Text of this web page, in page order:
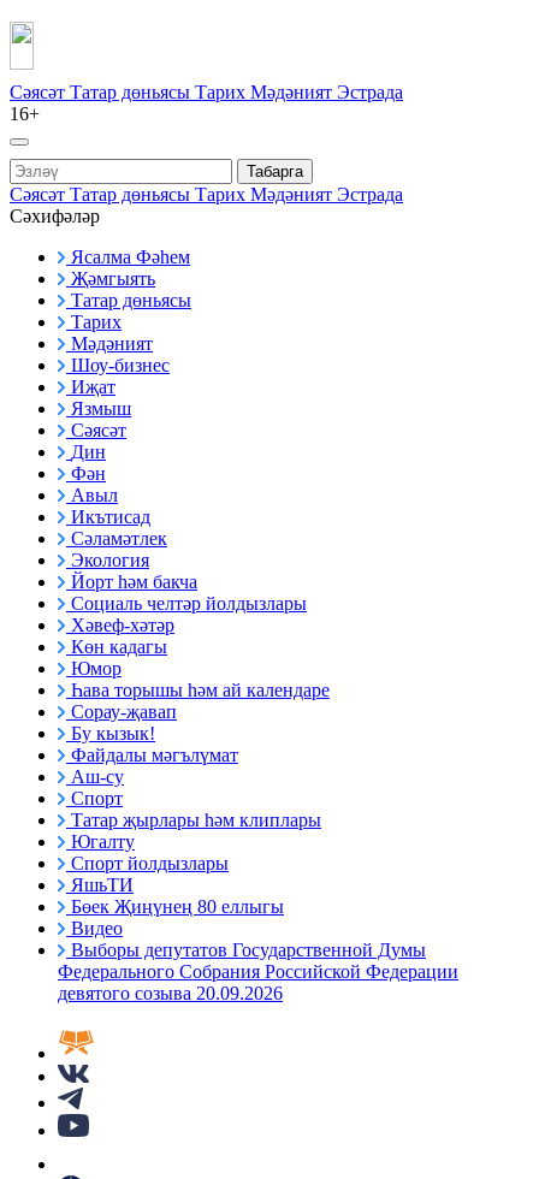
Сәясәт Татар дөньясы Тарих Мәдәният Эстрада
16+
Табарга
Сәясәт Татар дөньясы Тарих Мәдәният Эстрада
Сәхифәләр
Ясалма Фәһем
Җәмгыять
Татар дөньясы
Тарих
Мәдәният
Шоу-бизнес
Иҗат
Язмыш
Сәясәт
Дин
Фән
Авыл
Икътисад
Сәламәтлек
Экология
Йорт һәм бакча
Социаль челтәр йолдызлары
Хәвеф-хәтәр
Көн кадагы
Юмор
Һава торышы һәм ай календаре
Сорау-җавап
Бу кызык!
Файдалы мәгълүмат
Аш-су
Спорт
Татар җырлары һәм клиплары
Югалту
Спорт йолдызлары
ЯшьТИ
Бөек Җиңүнең 80 еллыгы
Видео
Выборы депутатов Государственной Думы
Федерального Собрания Российской Федерации
девятого созыва 20.09.2026